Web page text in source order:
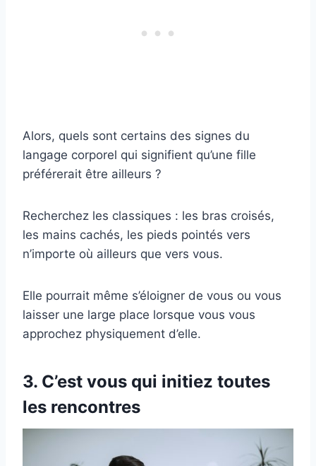
Alors, quels sont certains des signes du
langage corporel qui signifient qu’une fille
préférerait être ailleurs ?
Recherchez les classiques : les bras croisés,
les mains cachés, les pieds pointés vers
n’importe où ailleurs que vers vous.
Elle pourrait même s’éloigner de vous ou vous
laisser une large place lorsque vous vous
approchez physiquement d’elle.
3. C’est vous qui initiez toutes
les rencontres